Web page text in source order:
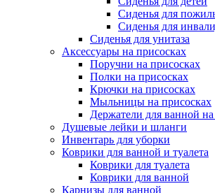
Сиденья для
Сиденья для
Сиденья для унитаза
Аксессуары на присосках
Поручни на присосках
Полки на присосках
Крючки на присосках
Мыльницы на присосках
Держатели для ванной
Душевые лейки и шланги
Инвентарь для уборки
Коврики для ванной и туалета
Коврики для туалета
Коврики для ванной
Карнизы для ванной